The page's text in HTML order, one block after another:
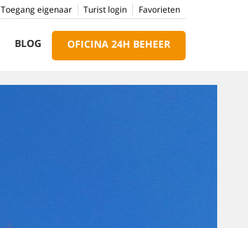
Favorieten
Turist login
Toegang eigenaar
BLOG OFICINA 24H BEHEER